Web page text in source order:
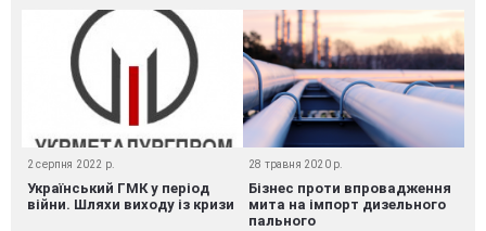
2 серпня 2022 р.
Український ГМК у період
війни. Шляхи виходу із кризи
28 травня 2020 р.
Бізнес проти впровадження
мита на імпорт дизельного
пального